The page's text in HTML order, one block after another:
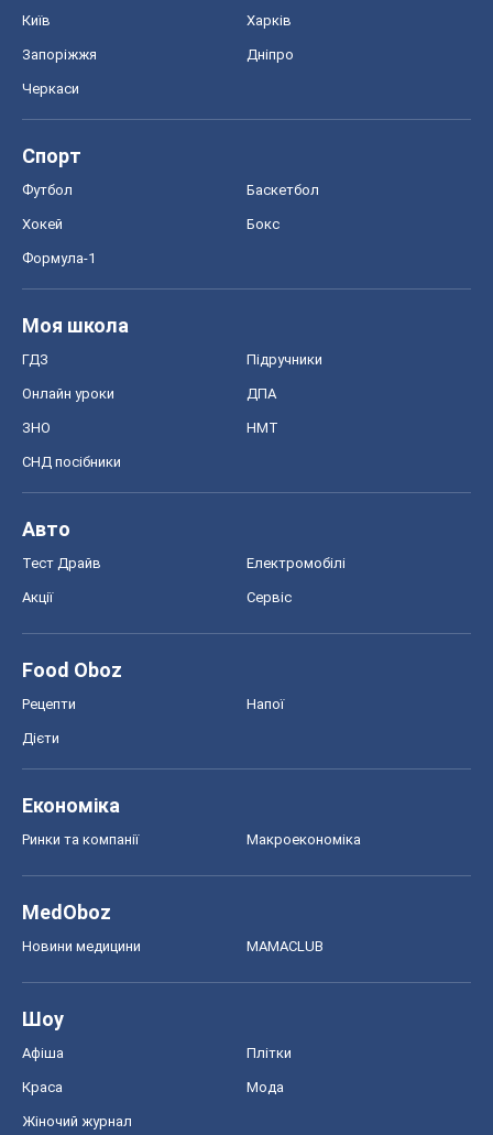
Київ Харків
Запоріжжя Дніпро
Черкаси
Спорт
Футбол Баскетбол
Хокей Бокс
Формула-1
Моя школа
ГДЗ Підручники
Онлайн уроки ДПА
ЗНО НМТ
СНД посібники
Авто
Тест Драйв Електромобілі
Акції Сервіс
Food Oboz
Рецепти Напої
Дієти
Економіка
Ринки та компанії Макроекономіка
MedOboz
Новини медицини MAMACLUB
Шоу
Афіша Плітки
Краса Мода
Жіночий журнал